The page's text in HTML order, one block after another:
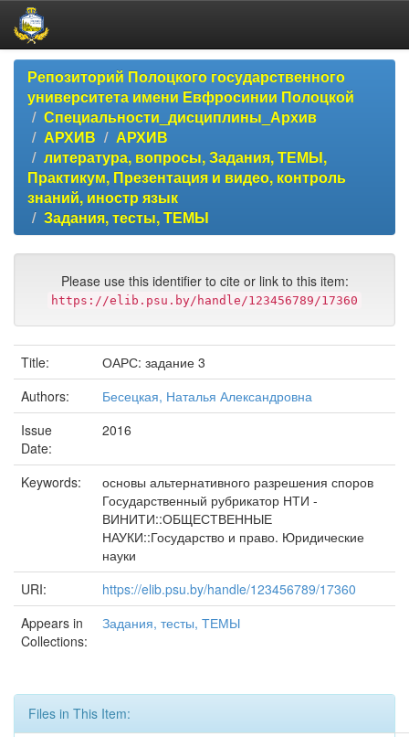
Skip
navigationРепозиторий Полоцкого государственного
университета имени Евфросинии Полоцкой
Специальности_дисциплины_Архив
АРХИВ
АРХИВ
литература, вопросы, Задания, ТЕМЫ,
Практикум, Презентация и видео, контроль
знаний, иностр язык
Задания, тесты, ТЕМЫ
Please use this identifier to cite or link to this item:
https://elib.psu.by/handle/123456789/17360
Title:
ОАРС: задание 3
Authors:
Бесецкая, Наталья Александровна
Issue
Date:
2016
Keywords:
основы альтернативного разрешения споров
Государственный рубрикатор НТИ -
ВИНИТИ::ОБЩЕСТВЕННЫЕ
НАУКИ::Государство и право. Юридические
науки
URI:
https://elib.psu.by/handle/123456789/17360
Appears in
Collections:
Задания, тесты, ТЕМЫ
Files in This Item: